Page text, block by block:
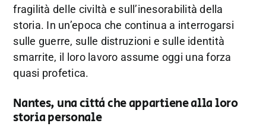
fragilità delle civiltà e sull’inesorabilità della
storia. In un’epoca che continua a interrogarsi
sulle guerre, sulle distruzioni e sulle identità
smarrite, il loro lavoro assume oggi una forza
quasi profetica.
Nantes, una città che appartiene alla loro
storia personale